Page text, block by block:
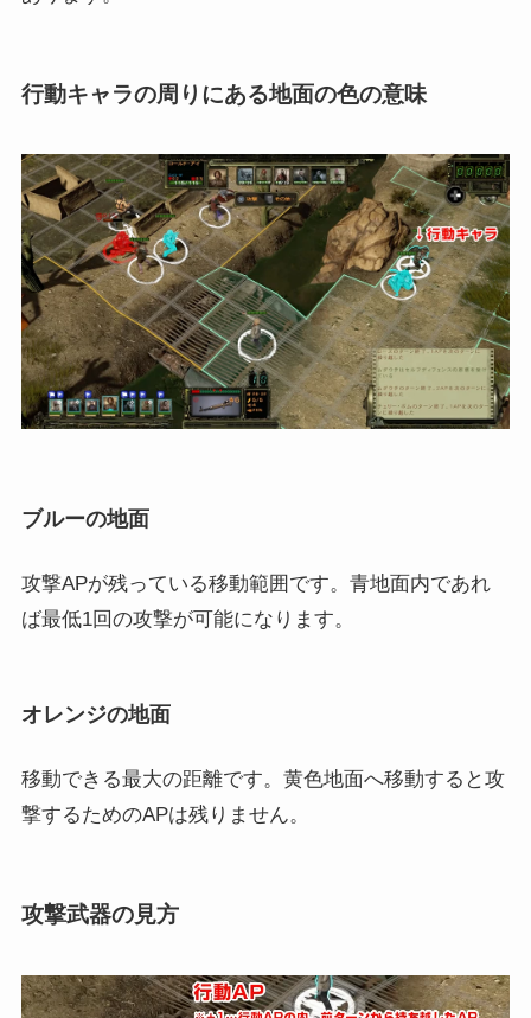
行動キャラの周りにある地面の色の意味
ブルーの地面
攻撃APが残っている移動範囲です。青地面内であれ
ば最低1回の攻撃が可能になります。
オレンジの地面
移動できる最大の距離です。黄色地面へ移動すると攻
撃するためのAPは残りません。
攻撃武器の見方